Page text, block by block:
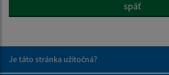
späť
Je táto stránka užitočná?